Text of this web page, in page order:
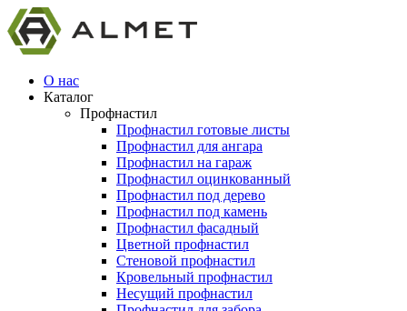
О нас
Каталог
Профнастил
Профнастил готовые листы
Профнастил для ангара
Профнастил на гараж
Профнастил оцинкованный
Профнастил под дерево
Профнастил под камень
Профнастил фасадный
Цветной профнастил
Стеновой профнастил
Кровельный профнастил
Несущий профнастил